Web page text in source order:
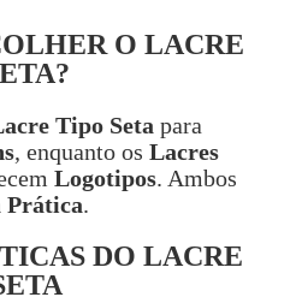
O LACRE
Tipo Seta para
, enquanto os Lacres
Logotipos. Ambos
Prática.
DO LACRE